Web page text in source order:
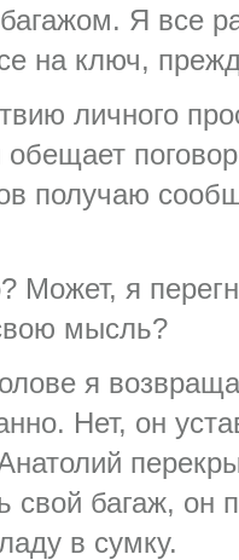
Я все
на ключ,
личного
получаю
Может, я
мысль?
я
Нет, он
свой багаж, он
в сумку.